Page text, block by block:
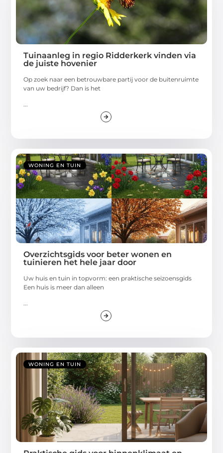
Tuinaanleg in regio Ridderkerk vinden via
de juiste hovenier
Op zoek naar een betrouwbare partij voor de buitenruimte
van uw bedrijf? Dan is het
...
WONING EN TUIN
Overzichtsgids voor beter wonen en
tuinieren het hele jaar door
Uw huis en tuin in topvorm: een praktische seizoensgids
Een huis is meer dan alleen
...
WONING EN TUIN